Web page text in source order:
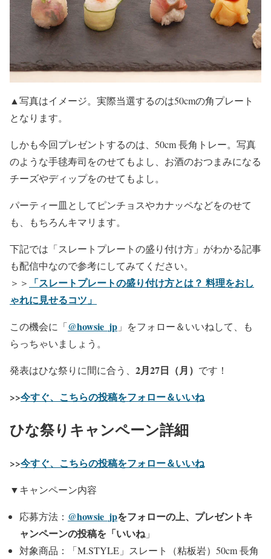
▲写真はイメージ。実際当選するのは50cmの角プレート
となります。
しかも今回プレゼントするのは、50cm 長角トレー。写真
のような手毬寿司をのせてもよし、お酒のおつまみになる
チーズやディップをのせてもよし。
パーティー皿としてピンチョスやカナッペなどをのせて
も、もちろんキマリます。
下記では「スレートプレートの盛り付け方」がわかる記事
も配信中なので参考にしてみてください。
＞＞
「スレートプレートの盛り付け方とは？ 料理をおし
ゃれに見せるコツ」
この機会に「@howsie_jp 」をフォロー＆いいねして、も
らっちゃいましょう。
発表はひな祭りに間に合う、 2月27日（月） です！
>>今すぐ、こちらの投稿をフォロー＆いいね
ひな祭りキャンペーン詳細
>>今すぐ、こちらの投稿をフォロー＆いいね
▼キャンペーン内容
応募方法： @howsie_jpをフォローの上、プレゼントキ
ャンペーンの投稿を「いいね」
対象商品：「M.STYLE」スレート（粘板岩）50cm 長角